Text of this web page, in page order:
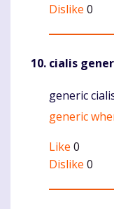
Dislike 0
cialis
Komentaras
generic
generic
Like 0
Dislike 0